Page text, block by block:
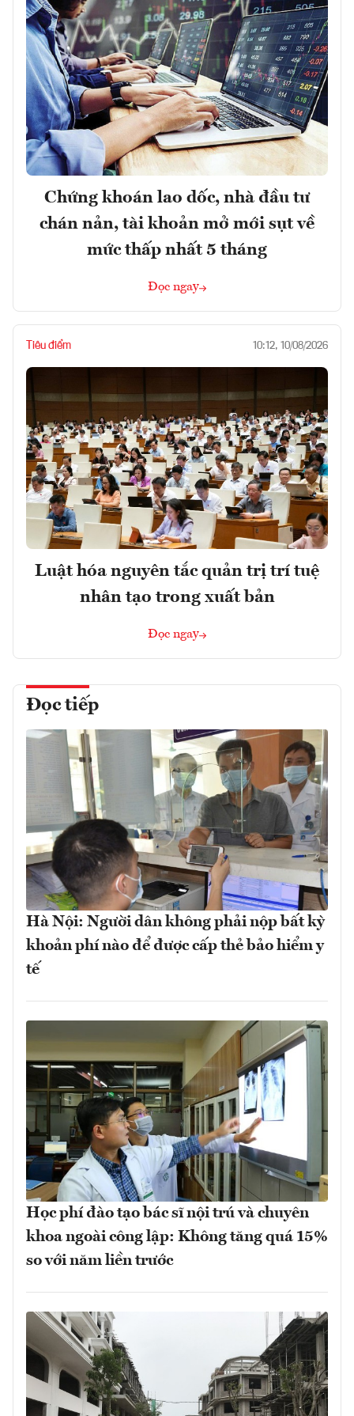
Chứng khoán lao dốc, nhà đầu tư
chán nản, tài khoản mở mới sụt về
mức thấp nhất 5 tháng
Đọc ngay
Tiêu điểm 10:12, 10/08/2026
Luật hóa nguyên tắc quản trị trí tuệ
nhân tạo trong xuất bản
Đọc ngay
Đọc tiếp
Hà Nội: Người dân không phải nộp bất kỳ
khoản phí nào để được cấp thẻ bảo hiểm y
tế
Học phí đào tạo bác sĩ nội trú và chuyên
khoa ngoài công lập: Không tăng quá 15%
so với năm liền trước